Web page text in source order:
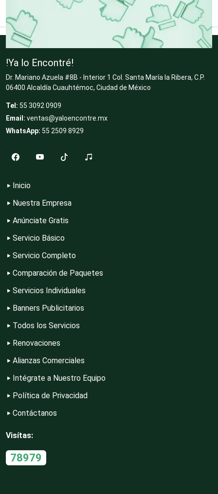
Clínicas de Rehabilitación
Clubes Deportivos
Cocinas Integrales
Compresores de aire
Computadoras
Conferencias Empresariales
Construcciones en General
!Ya lo Encontré!
Dr. Mariano Azuela #8B - Interior 1 Col. Santa María la Ribera, C.P.
06400 Alcaldía Cuauhtémoc, Ciudad de México
Tel: 55 3092 0909
Email: ventas@yaloencontre.mx
WhatsApp: 55 2509 8929
Inicio
Nuestra Empresa
Anúnciate Gratis
Servicio Básico
Servicio Completo
Comparación de Paquetes
Servicios Individuales
Banners Publicitarios
Todos los Servicios
Renovaciones
Alianzas Comerciales
Intégrate a Nuestro Equipo
Política de Privacidad
Contáctanos
Visítas:
78979